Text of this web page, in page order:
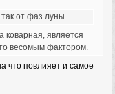
от фаз луны
коварная, является
весомым фактором.
что повлияет и самое